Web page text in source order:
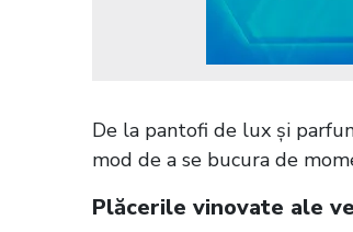
De la pantofi de lux și
mod de a se bucura de
Plăcerile vinovate ale